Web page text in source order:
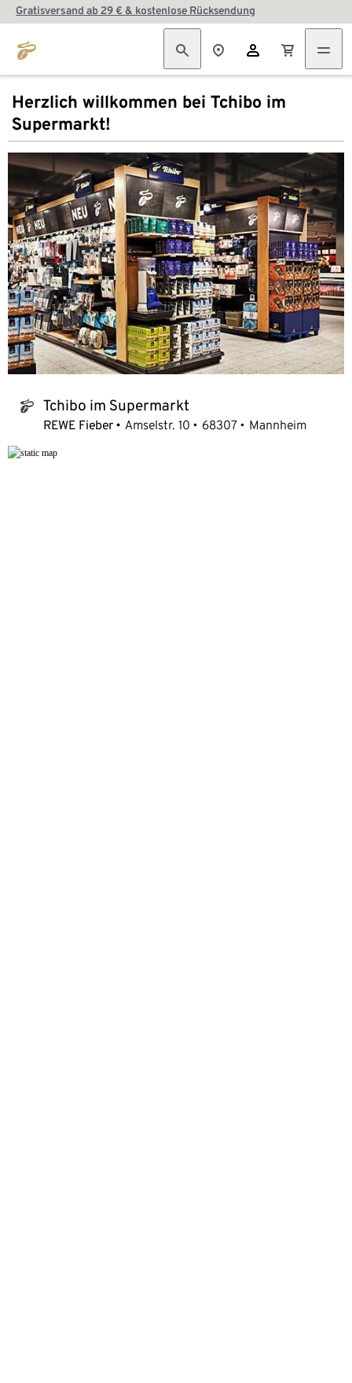
Gratisversand ab 29 € & kostenlose Rücksendung
Herzlich willkommen bei Tchibo im
Supermarkt!
tchibo_logo Tchibo im Supermarkt
REWE Fieber Amselstr. 10 68307 Mannheim